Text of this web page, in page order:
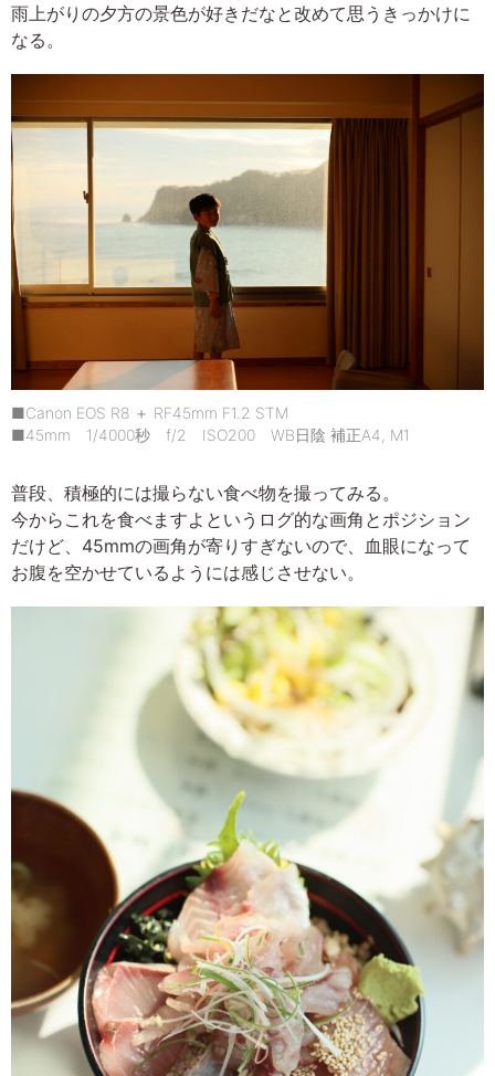
雨上がりの夕方の景色が好きだなと改めて思うきっかけに
なる。
■Canon EOS R8 ＋ RF45mm F1.2 STM
■45mm 1/4000秒 f/2 ISO200 WB日陰 補正A4, M1
普段、積極的には撮らない食べ物を撮ってみる。
今からこれを食べますよというログ的な画角とポジション
だけど、45mmの画角が寄りすぎないので、血眼になって
お腹を空かせているようには感じさせない。